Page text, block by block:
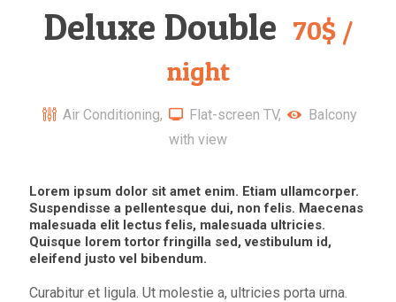
Deluxe Double 70$ /
night
Air Conditioning, Flat-screen TV,
Balcony
with view
Lorem ipsum dolor sit amet enim. Etiam ullamcorper.
Suspendisse a pellentesque dui, non felis. Maecenas
malesuada elit lectus felis, malesuada ultricies.
Quisque lorem tortor fringilla sed, vestibulum id,
eleifend justo vel bibendum.
Curabitur et ligula. Ut molestie a, ultricies porta urna.